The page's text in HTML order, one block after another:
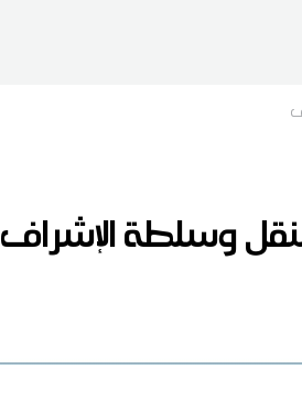
وسلطة الإشراف